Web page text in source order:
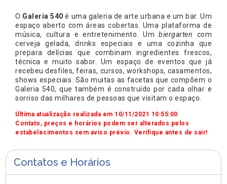
O Galeria 540 é uma galeria de arte urbana e um bar. Um
espaço aberto com áreas cobertas. Uma plataforma de
música, cultura e entretenimento. Umbiergarten com
cerveja gelada, drinks especiais e uma cozinha que
prepara delícias que combinam ingredientes frescos,
técnica e muito sabor. Um espaço de eventos que já
recebeu desfiles, feiras, cursos, workshops, casamentos,
shows especiais. São muitas as facetas que compõem o
Galeria 540, que também é construído por cada olhar e
sorriso das milhares de pessoas que visitam o espaço.
Última atualização realizada em 10/11/2021 10:55:00
Contato, preços e horários podem ser alterados pelos
estabelecimentos sem aviso prévio. Verifique antes de sair!
Contatos e Horários